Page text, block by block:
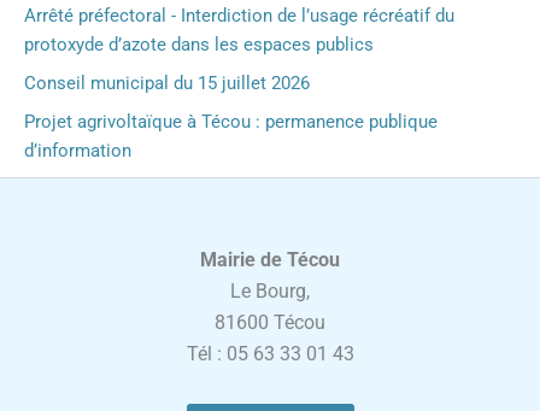
Arrêté préfectoral - Interdiction de l’usage récréatif du
protoxyde d’azote dans les espaces publics
Conseil municipal du 15 juillet 2026
Projet agrivoltaïque à Técou : permanence publique
d’information
Mairie de Técou
Le Bourg,
81600 Técou
Tél : 05 63 33 01 43